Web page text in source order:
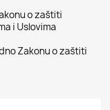
o zaštiti
i Uslovima
Zakonu o zaštiti